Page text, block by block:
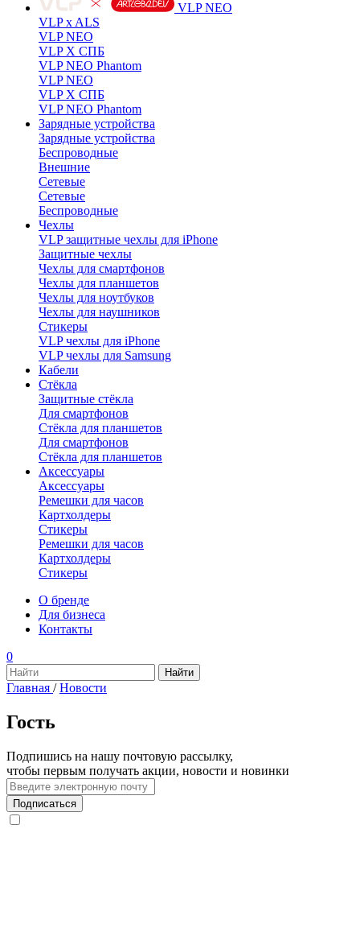
VLP NEO
VLP x ALS
VLP NEO
VLP X СПБ
VLP NEO Phantom
VLP NEO
VLP X СПБ
VLP NEO Phantom
Зарядные устройства
Зарядные устройства
Беспроводные
Внешние
Сетевые
Сетевые
Беспроводные
Чехлы
VLP защитные чехлы для iPhone
Защитные чехлы
Чехлы для смартфонов
Чехлы для планшетов
Чехлы для ноутбуков
Чехлы для наушников
Стикеры
VLP чехлы для iPhone
VLP чехлы для Samsung
Кабели
Стёкла
Защитные стёкла
Для смартфонов
Стёкла для планшетов
Для смартфонов
Стёкла для планшетов
Аксессуары
Аксессуары
Ремешки для часов
Картхолдеры
Стикеры
Ремешки для часов
Картхолдеры
Стикеры
О бренде
Для бизнеса
Контакты
0
Главная / Новости
Гость
Подпишись на нашу почтовую рассылку,
чтобы первым получать акции, новости и новинки
Подписаться